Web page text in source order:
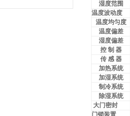
湿度范围
温度波动度
温度均匀度
温度偏差
湿度偏差
控 制 器
传 感 器
加热系统
加湿系统
制冷系统
除湿系统
大门密封
门锁装置